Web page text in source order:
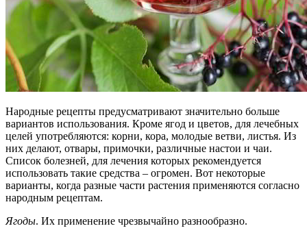
Народные рецепты предусматривают значительно больше
вариантов использования. Кроме ягод и цветов, для лечебных
целей употребляются: корни, кора, молодые ветви, листья. Из
них делают, отвары, примочки, различные настои и чаи.
Список болезней, для лечения которых рекомендуется
использовать такие средства – огромен. Вот некоторые
варианты, когда разные части растения применяются согласно
народным рецептам.
Ягоды. Их применение чрезвычайно разнообразно.